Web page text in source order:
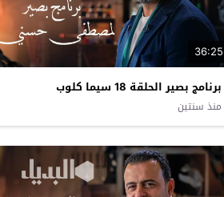
36:25
برنامج بصير الحلقة 18 سيما كلوب
منذ سنتين